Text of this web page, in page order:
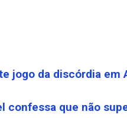
jogo da discórdia em
confessa que não